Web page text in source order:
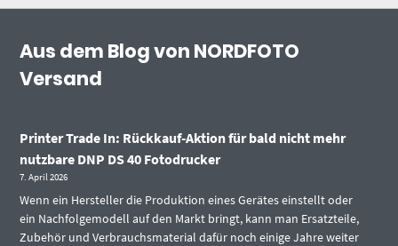
Aus dem Blog von NORDFOTO
Versand
Printer Trade In: Rückkauf-Aktion für bald nicht mehr
nutzbare DNP DS 40 Fotodrucker
7. April 2026
Wenn ein Hersteller die Produktion eines Gerätes einstellt oder
ein Nachfolgemodell auf den Markt bringt, kann man Ersatzteile,
Zubehör und Verbrauchsmaterial dafür noch einige Jahre weiter